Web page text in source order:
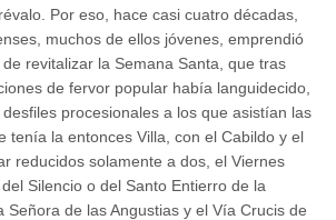
Por eso, hace casi cuatro décadas,
muchos de ellos jóvenes, emprendió
revitalizar la Semana Santa, que tras
de fervor popular había languidecido,
procesionales a los que asistían las
tenía la entonces Villa, con el Cabildo y el
reducidos solamente a dos, el Viernes
Silencio o del Santo Entierro de la
Señora de las Angustias y el Vía Crucis de